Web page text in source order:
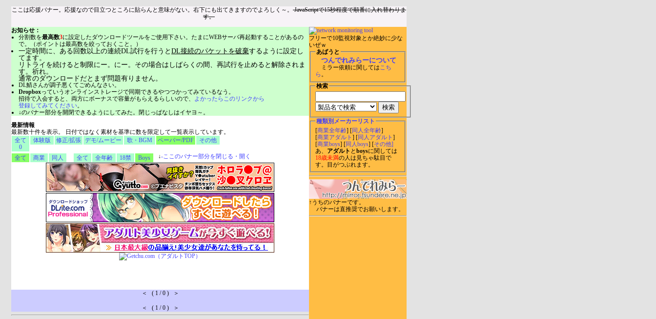
ここは応援バナー。応援なので目立つところに貼らんと意味がない。右下にも出てきますのでよろしく～。 JavaScriptで15秒程度で順番に入れ替わりま
す。
フリーで10監視対象とか絶妙に少な
いぜｗ
あばうと
つんでれみらーについて
ミラー依頼に関してはこち
ら 。
検索
種類別メーカーリスト
[商業全年齢 ] [同人全年齢]
[商業アダルト ] [同人アダルト ]
[商業boys] [同人boys ] [その他]
あ、 アダルト とboysに関しては
18歳未満の人は見ちゃ駄目で
す。目がつぶれます。
↑うちのバナーです。
バナーは直推奨でお願いします。
お知らせ：
分割数を最高数3に設定したダウンロードツールをご使用下さい。たまにWEBサーバ再起動することがあるの
で。（ポイントは最高数を絞っておくこと。）
一定時間に、ある回数以上の連続DL試行を行うとDL接続のパケットを破棄するように設定し
てます。
リトライを続けると制限にー。にー。その場合はしばらくの間、再試行を止めると解除されま
す。祈れ。
通常のダウンロードだとまず問題有りません。
DL鯖さんが調子悪くてごめんなさい。
Dropboxっていうオンラインストレージで同期できるやつつかってみているなう。
招待で入会すると、両方にボーナスで容量がもらえるらしいので、 よかったらこのリンクから
登録してみてください。
↓のバナー部分を開閉できるようにしてみた。閉じっぱなしはイヤヨ～。
最新情報
最新数十件を表示。 日付ではなく素材を基準に数を限定して一覧表示しています。
全て
0
体験版 修正/拡張 デモ/ムービー 歌・BGM ペーパー/PDF その他
全て 商業 同人 全て 全年齢 18禁 Boys ↓-ここのバナー部分を閉じる・開く
＜ ( 1 / 0 ) ＞
＜ ( 1 / 0 ) ＞